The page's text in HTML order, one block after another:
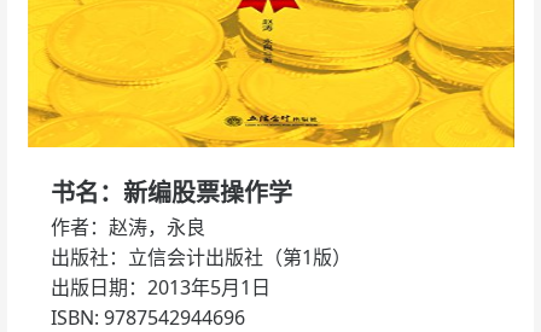
书名：新编股票操作学
作者：赵涛，永良
出版社：立信会计出版社（第1版）
出版日期：2013年5月1日
ISBN: 9787542944696